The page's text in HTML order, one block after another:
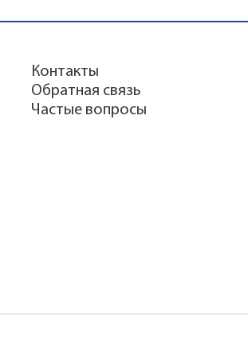
Контакты
Обратная связь
Частые вопросы